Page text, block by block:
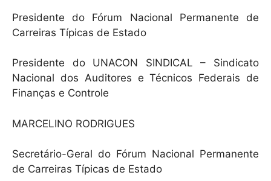
Presidente do Fórum Nacional Permanente de
Carreiras Típicas de Estado
Presidente do UNACON SINDICAL – Sindicato
Nacional dos Auditores e Técnicos Federais de
Finanças e Controle
MARCELINO RODRIGUES
Secretário-Geral do Fórum Nacional Permanente
de Carreiras Típicas de Estado